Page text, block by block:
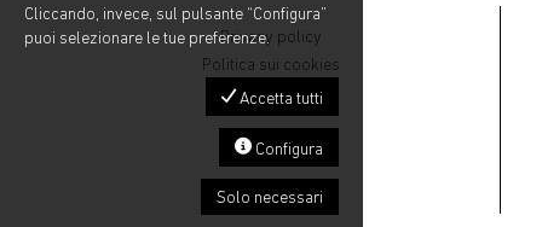
Privacy policy
Politica sui cookies
Cliccando, invece, sul pulsante “Configura”
puoi selezionare le tue preferenze.
Accetta tutti
Configura
Solo necessari